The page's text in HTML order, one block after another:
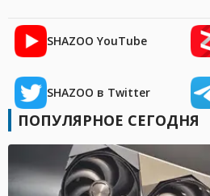
SHAZOO YouTube
SHAZOO в Twitter
ПОПУЛЯРНОЕ СЕГОДНЯ